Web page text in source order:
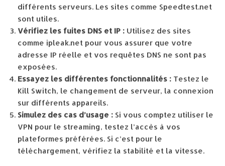
différents serveurs. Les sites comme Speedtest.net
sont utiles.
Vérifiez les fuites DNS et IP : Utilisez des sites
comme ipleak.net pour vous assurer que votre
adresse IP réelle et vos requêtes DNS ne sont pas
exposées.
Essayez les différentes fonctionnalités : Testez le
Kill Switch, le changement de serveur, la connexion
sur différents appareils.
Simulez des cas d’usage : Si vous comptez utiliser le
VPN pour le streaming, testez l’accès à vos
plateformes préférées. Si c’est pour le
téléchargement, vérifiez la stabilité et la vitesse.